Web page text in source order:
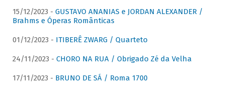
15/12/2023 - GUSTAVO ANANIAS e JORDAN ALEXANDER /
Brahms e Óperas Românticas
01/12/2023 - ITIBERÊ ZWARG / Quarteto
24/11/2023 - CHORO NA RUA / Obrigado Zé da Velha
17/11/2023 - BRUNO DE SÁ / Roma 1700